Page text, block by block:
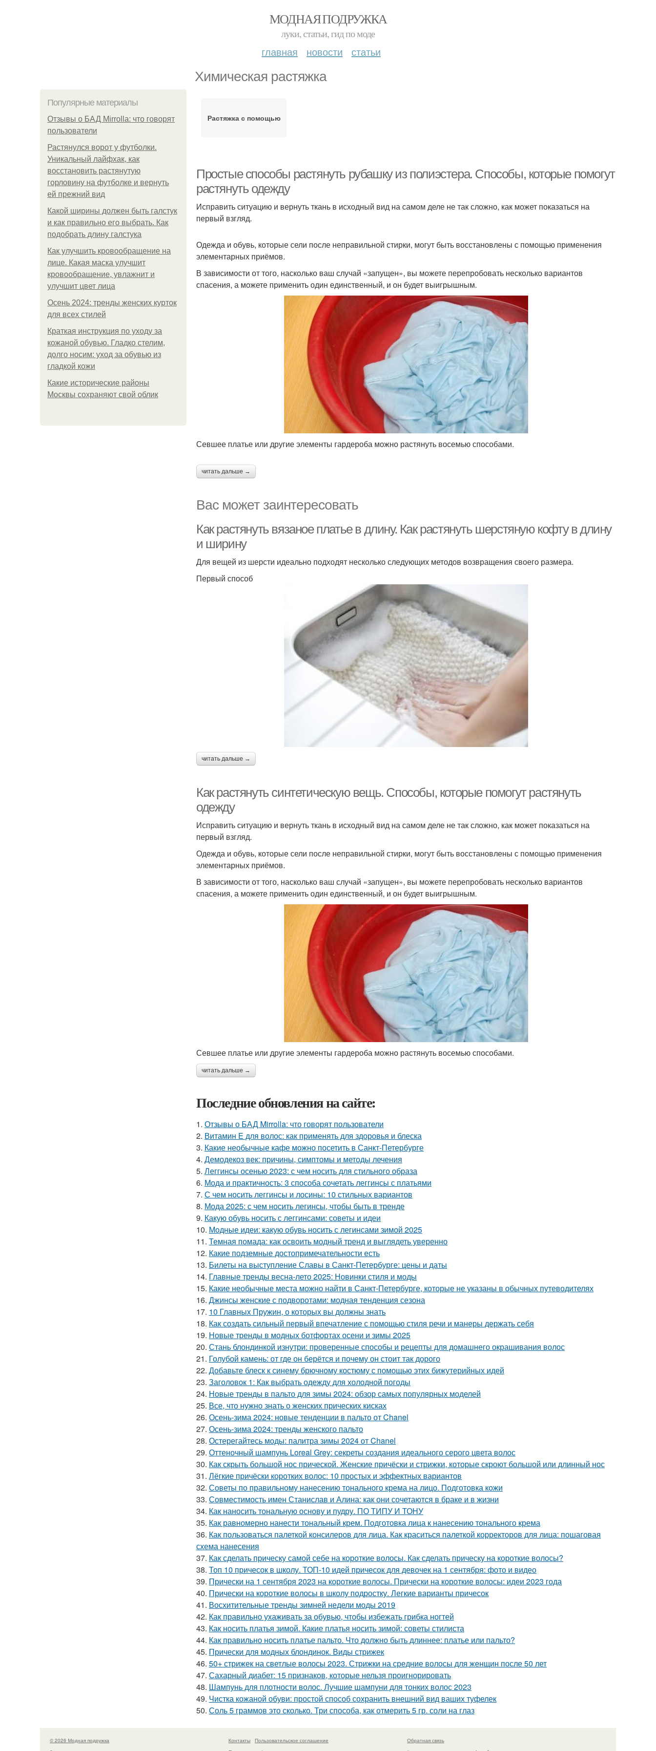
МОДНАЯ ПОДРУЖКА
луки, статьи, гид по моде
главная новости статьи
Химическая растяжка
Популярные материалы
Отзывы о БАД Mirrolla: что говорят
пользователи
Растянулся ворот у футболки.
Уникальный лайфхак, как
восстановить растянутую
горловину на футболке и вернуть
ей прежний вид
Какой ширины должен быть галстук
и как правильно его выбрать. Как
подобрать длину галстука
Как улучшить кровообращение на
лице. Какая маска улучшит
кровообращение, увлажнит и
улучшит цвет лица
Осень 2024: тренды женских курток
для всех стилей
Краткая инструкция по уходу за
кожаной обувью. Гладко стелим,
долго носим: уход за обувью из
гладкой кожи
Какие исторические районы
Москвы сохраняют свой облик
Растяжка с помощью
Простые способы растянуть рубашку из полиэстера. Способы, которые помогут
растянуть одежду
Исправить ситуацию и вернуть ткань в исходный вид на самом деле не так сложно, как может показаться на
первый взгляд.
Одежда и обувь, которые сели после неправильной стирки, могут быть восстановлены с помощью применения
элементарных приёмов.
В зависимости от того, насколько ваш случай «запущен», вы можете перепробовать несколько вариантов
спасения, а можете применить один единственный, и он будет выигрышным.
Севшее платье или другие элементы гардероба можно растянуть восемью способами.
читать дальше →
Вас может заинтересовать
Как растянуть вязаное платье в длину. Как растянуть шерстяную кофту в длину
и ширину
Для вещей из шерсти идеально подходят несколько следующих методов возвращения своего размера.
Первый способ
читать дальше →
Как растянуть синтетическую вещь. Способы, которые помогут растянуть
одежду
Исправить ситуацию и вернуть ткань в исходный вид на самом деле не так сложно, как может показаться на
первый взгляд.
Одежда и обувь, которые сели после неправильной стирки, могут быть восстановлены с помощью применения
элементарных приёмов.
В зависимости от того, насколько ваш случай «запущен», вы можете перепробовать несколько вариантов
спасения, а можете применить один единственный, и он будет выигрышным.
Севшее платье или другие элементы гардероба можно растянуть восемью способами.
читать дальше →
Последние обновления на сайте:
1. Отзывы о БАД Mirrolla: что говорят пользователи
2. Витамин E для волос: как применять для здоровья и блеска
3. Какие необычные кафе можно посетить в Санкт-Петербурге
4. Демодекоз век: причины, симптомы и методы лечения
5. Леггинсы осенью 2023: с чем носить для стильного образа
6. Мода и практичность: 3 способа сочетать леггинсы с платьями
7. С чем носить леггинсы и лосины: 10 стильных вариантов
8. Мода 2025: с чем носить легинсы, чтобы быть в тренде
9. Какую обувь носить с леггинсами: советы и идеи
10. Модные идеи: какую обувь носить с легинсами зимой 2025
11. Темная помада: как освоить модный тренд и выглядеть уверенно
12. Какие подземные достопримечательности есть
13. Билеты на выступление Славы в Санкт-Петербурге: цены и даты
14. Главные тренды весна-лето 2025: Новинки стиля и моды
15. Какие необычные места можно найти в Санкт-Петербурге, которые не указаны в обычных путеводителях
16. Джинсы женские с подворотами: модная тенденция сезона
17. 10 Главных Пружин, о которых вы должны знать
18. Как создать сильный первый впечатление с помощью стиля речи и манеры держать себя
19. Новые тренды в модных ботфортах осени и зимы 2025
20. Стань блондинкой изнутри: проверенные способы и рецепты для домашнего окрашивания волос
21. Голубой камень: от где он берётся и почему он стоит так дорого
22. Добавьте блеск к синему брючному костюму с помощью этих бижутерийных идей
23. Заголовок 1: Как выбрать одежду для холодной погоды
24. Новые тренды в пальто для зимы 2024: обзор самых популярных моделей
25. Все, что нужно знать о женских прических кисках
26. Осень-зима 2024: новые тенденции в пальто от Chanel
27. Осень-зима 2024: тренды женского пальто
28. Остерегайтесь моды: палитра зимы 2024 от Chanel
29. Оттеночный шампунь Loreal Grey: секреты создания идеального серого цвета волос
30. Как скрыть большой нос прической. Женские причёски и стрижки, которые скроют большой или длинный нос
31. Лёгкие причёски коротких волос: 10 простых и эффектных вариантов
32. Советы по правильному нанесению тонального крема на лицо. Подготовка кожи
33. Совместимость имен Станислав и Алина: как они сочетаются в браке и в жизни
34. Как наносить тональную основу и пудру. ПО ТИПУ И ТОНУ
35. Как равномерно нанести тональный крем. Подготовка лица к нанесению тонального крема
36. Как пользоваться палеткой консилеров для лица. Как краситься палеткой корректоров для лица: пошаговая
схема нанесения
37. Как сделать прическу самой себе на короткие волосы. Как сделать прическу на короткие волосы?
38. Топ 10 причесок в школу. ТОП-10 идей причесок для девочек на 1 сентября: фото и видео
39. Прически на 1 сентября 2023 на короткие волосы. Прически на короткие волосы: идеи 2023 года
40. Прически на короткие волосы в школу подростку. Легкие варианты причесок
41. Восхитительные тренды зимней недели моды 2019
42. Как правильно ухаживать за обувью, чтобы избежать грибка ногтей
43. Как носить платья зимой. Какие платья носить зимой: советы стилиста
44. Как правильно носить платье пальто. Что должно быть длиннее: платье или пальто?
45. Прически для модных блондинок. Виды стрижек
46. 50+ стрижек на светлые волосы 2023. Стрижки на средние волосы для женщин после 50 лет
47. Сахарный диабет: 15 признаков, которые нельзя проигнорировать
48. Шампунь для плотности волос. Лучшие шампуни для тонких волос 2023
49. Чистка кожаной обуви: простой способ сохранить внешний вид ваших туфелек
50. Соль 5 граммов это сколько. Три способа, как отмерить 5 гр. соли на глаз
© 2026 Модная подружка Контакты
Пользовательское соглашение
Обратная связь